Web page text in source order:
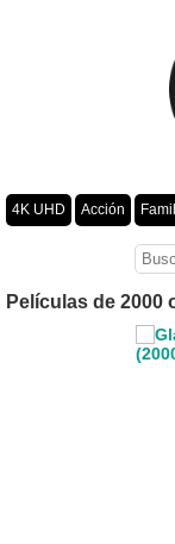
4K UHD Acción
Romance
Películas de 2000